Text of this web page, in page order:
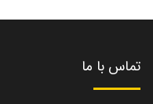
تماس با ما